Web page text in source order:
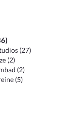
(27)
(2)
(2)
(5)